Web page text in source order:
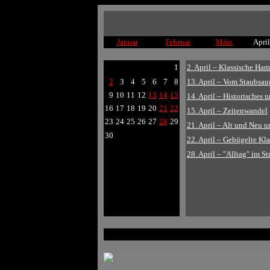
Januar Februar März April
1
2
3 4 5 6 7
8
9 10 11 12 13 14 15
16 17 18 19 20 21 22
23 24 25 26 27 28 29
30
2. April – Klassische
13. April – Vom
14. April – Historisches
15. April – Zeitenwandel
21. April – Alt und Neu
22. April – Gebügelte
28. April – "Alltag" im